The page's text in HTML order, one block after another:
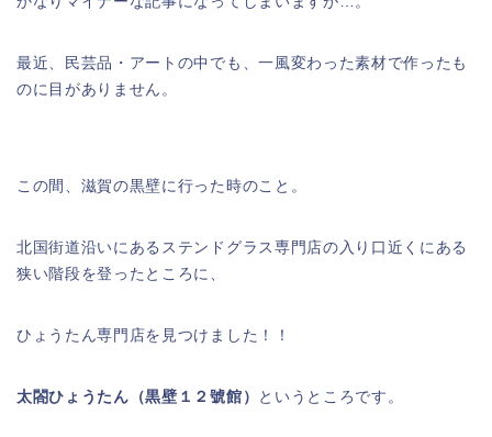
最近、民芸品・アートの中でも、一風変わった素材で作ったも
のに目がありません。
この間、滋賀の黒壁に行った時のこと。
北国街道沿いにあるステンドグラス専門店の入り口近くにある
狭い階段を登ったところに、
ひょうたん専門店を見つけました！！
太閤ひょうたん（黒壁１２號館） というところです。